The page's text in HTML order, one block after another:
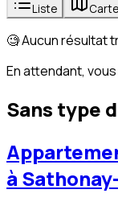
Liste Carte
🧐 Aucun résultat
En attendant,
Sans type
à